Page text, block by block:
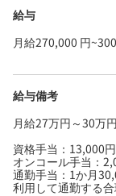
給与
月給270,000 円
給与備考
月給27万円～30万円
資格手当：13,000円
オンコール手当：
通勤手当：1か月
利用して通勤する